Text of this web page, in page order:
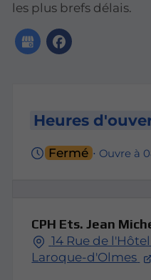
les plus brefs délais.
Heures
Fermé ⋅ Ouvre à
CPH Ets. Jean
14 Rue de
Laroque-d'Olmes